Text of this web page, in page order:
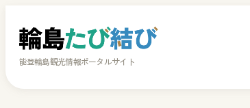
能登輪島観光情報ポータルサイト